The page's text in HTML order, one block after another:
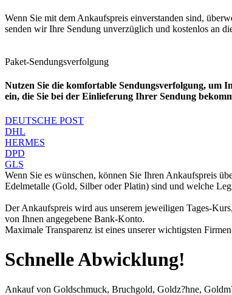
Wenn Sie mit dem Ankaufspreis einverstanden sind,
senden wir Ihre Sendung unverzüglich und kostenlos an
Paket-Sendungsverfolgung
Nutzen Sie die komfortable Sendungsverfolgung, um
ein, die Sie bei der Einlieferung Ihrer Sendung
DEUTSCHE POST
DHL
HERMES
DPD
GLS
Wenn Sie es wünschen, können Sie Ihren Ankaufspreis
Edelmetalle (Gold, Silber oder Platin) sind und welche
Der Ankaufspreis wird aus unserem jeweiligen Tages-
von Ihnen angegebene Bank-Konto.
Maximale Transparenz ist eines unserer wichtigsten
Schnelle Abwicklung!
Ankauf von Goldschmuck, Bruchgold, Goldz?hne,